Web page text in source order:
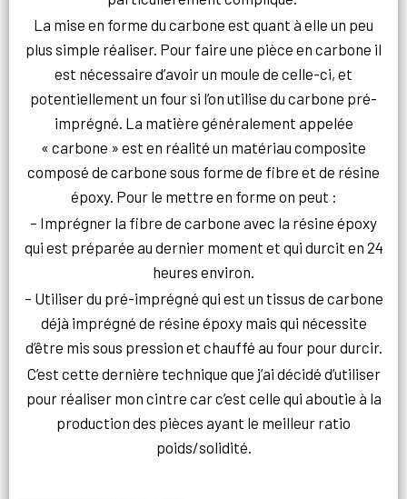
La mise en forme du carbone est quant à elle un peu
plus simple réaliser. Pour faire une pièce en carbone il
est nécessaire d’avoir un moule de celle-ci, et
potentiellement un four si l’on utilise du carbone pré-
imprégné. La matière généralement appelée
« carbone » est en réalité un matériau composite
composé de carbone sous forme de fibre et de résine
époxy. Pour le mettre en forme on peut :
– Imprégner la fibre de carbone avec la résine époxy
qui est préparée au dernier moment et qui durcit en 24
heures environ.
– Utiliser du pré-imprégné qui est un tissus de carbone
déjà imprégné de résine époxy mais qui nécessite
d’être mis sous pression et chauffé au four pour durcir.
C’est cette dernière technique que j’ai décidé d’utiliser
pour réaliser mon cintre car c’est celle qui aboutie à la
production des pièces ayant le meilleur ratio
poids/solidité.